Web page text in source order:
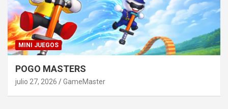
MINI JUEGOS
POGO MASTERS
julio 27, 2026 GameMaster